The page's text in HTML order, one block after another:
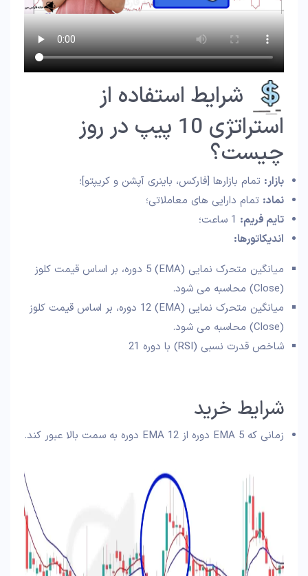
شرایط استفاده از
استراتژی 10 پیپ در روز
چیست؟
بازار: تمام بازارها [فارکس، باینری آپشن و کریپتو]؛
نماد: تمام دارایی های معاملاتی؛
تایم فریم:
اندیکاتورها:
میانگین متحرک نمایی (EMA) 5 دوره، بر اساس قیمت کلوز
(Close) محاسبه می شود.
میانگین متحرک نمایی (EMA) 12 دوره، بر اساس قیمت کلوز
(Close) محاسبه می شود.
شاخص قدرت نسبی (RSI) با دوره 21
شرایط خرید
زمانی که EMA 5 دوره از EMA 12 دوره به سمت بالا عبور کند.